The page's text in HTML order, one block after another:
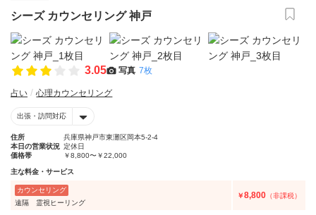
シーズ カウンセリング 神戸
3.05 写真 7枚
占い 心理カウンセリング
出張・訪問対応
住所
兵庫県神戸市東灘区岡本5-2-4
本日の営業状況 定休日
価格帯
￥8,800〜￥22,000
主な料金・サービス
カウンセリング
遠隔 霊視ヒーリング
￥8,800 （非課税）